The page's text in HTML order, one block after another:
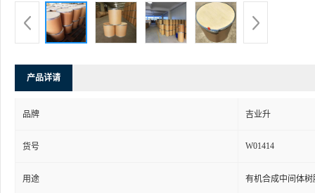
产品详请
品牌 吉业升
货号 W01414
用途 有机合成中间体树